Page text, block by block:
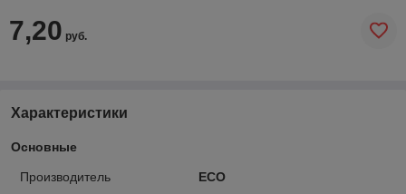
7,20 руб.
Характеристики
Основные
Производитель
ECO